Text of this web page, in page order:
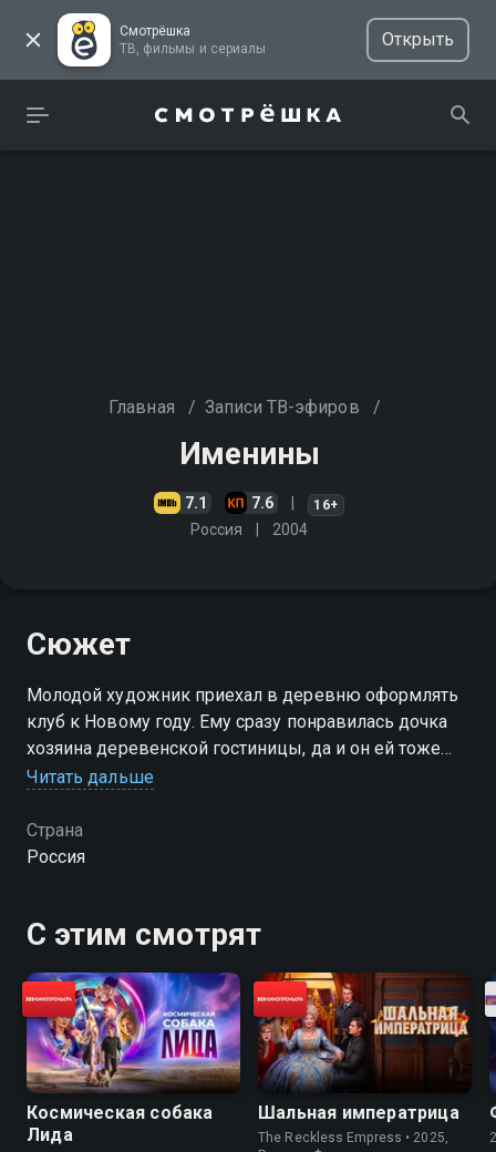
Смотрёшка
ТВ, фильмы и сериалы
Открыть
Главная / Записи ТВ-эфиров /
Именины
7.1 7.6 16+
Россия 2004
Сюжет
Молодой художник приехал в деревню оформлять
клуб к Новому году. Ему сразу понравилась дочка
хозяина деревенской гостиницы, да и он ей тоже
приглянулся. Но вот беда: девушке шепнули, что
Читать дальше
Страна
Россия
С этим смотрят
Космическая собака
Лида
Шальная императрица
The Reckless Empress • 2025,